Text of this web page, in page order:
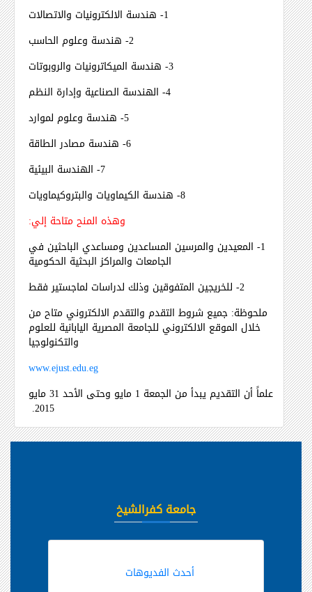
1- هندسة الالكترونيات والاتصالات
2- هندسة وعلوم الحاسب
3- هندسة الميكاترونيات والروبوتات
4- الهندسة الصناعية وإدارة النظم
5- هندسة وعلوم لموارد
6- هندسة مصادر الطاقة
7- الهندسة البيئية
8- هندسة الكيماويات والبتروكيماويات
وهذه المنح متاحة إلي:
1- المعيدين والمرسين المساعدين ومساعدي الباحثين في
الجامعات والمراكز البحثية الحكومية
2- للخريجين المتفوقين وذلك لدراسات لماجستير فقط
ملحوظة: جميع شروط التقدم والتقدم الالكتروني متاح من
خلال الموقع الالكتروني للجامعة المصرية اليابانية للعلوم
والتكنولوجيا
www.ejust.edu.eg
علماً أن التقديم يبدأ من الجمعة 1 مايو وحتى الأحد 31 مايو
2015.
جامعة كفرالشيخ
أحدث الفديوهات